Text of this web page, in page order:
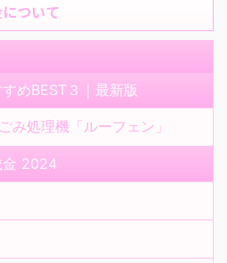
ついて
めBEST３｜最新版
み処理機「ルーフェン」
金 2024